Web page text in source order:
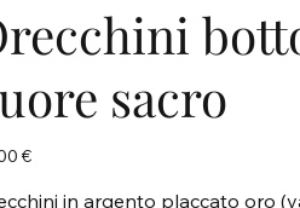
sacro
€
in argento placcato oro